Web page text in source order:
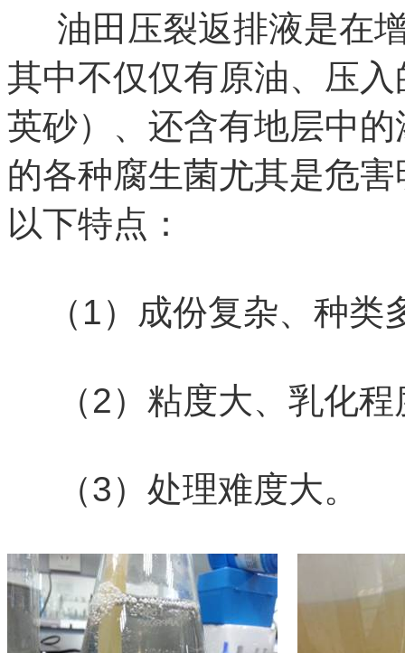
油田压裂返排液是在
其中不仅仅有原油、压
英砂）、还含有地层中
的各种腐生菌尤其是危
以下特点：
（1）成份复杂、种类
（2）粘度大、乳化程
（3）处理难度大。